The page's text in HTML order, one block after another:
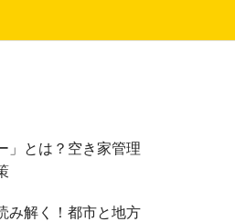
」とは？空き家管理
み解く！都市と地方